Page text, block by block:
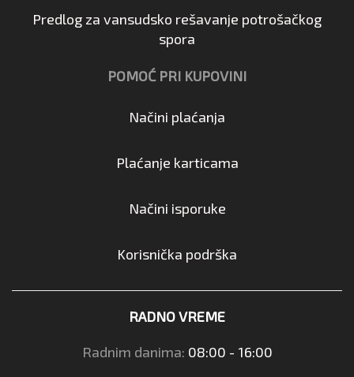
Predlog za vansudsko rešavanje potrošačkog
spora
POMOĆ PRI KUPOVINI
Načini plaćanja
Plaćanje karticama
Načini isporuke
Korisnička podrška
RADNO VREME
Radnim danima: 08:00 - 16:00